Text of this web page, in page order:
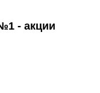
- акции